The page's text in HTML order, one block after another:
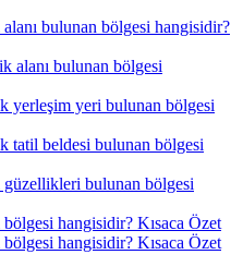
bulunan bölgesi hangisidir?
alanı bulunan bölgesi
yerleşim yeri bulunan bölgesi
tatil beldesi bulunan bölgesi
bulunan bölgesi
hangisidir? Kısaca Özet
hangisidir? Kısaca Özet